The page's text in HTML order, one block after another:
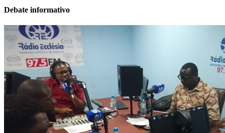
Debate informativo